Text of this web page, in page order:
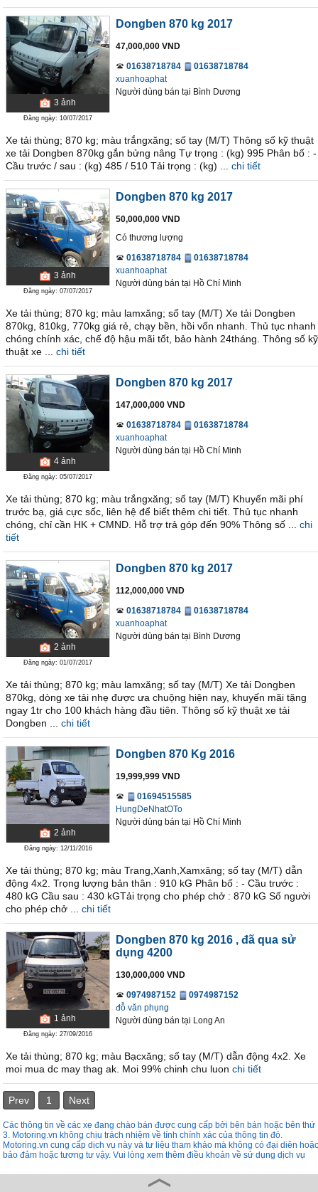
3 ảnh
Đăng ngày: 10/07/2017
Dongben 870 kg 2017
47,000,000 VND
01638718784
01638718784
xuanhoaphat
Người dùng bán tại Bình Dương
Xe tải thùng; 870 kg; màu trắngxăng; số tay (M/T) Thông số kỹ thuật
xe tải Dongben 870kg gắn bửng nâng Tự trọng : (kg) 995 Phân bố : -
Cầu trước / sau : (kg) 485 / 510 Tải trọng : (kg) ...
chi tiết
3 ảnh
Đăng ngày: 07/07/2017
Dongben 870 kg 2017
50,000,000 VND
Có thương lượng
01638718784
01638718784
xuanhoaphat
Người dùng bán tại Hồ Chí Minh
Xe tải thùng; 870 kg; màu lamxăng; số tay (M/T) Xe tải Dongben
870kg, 810kg, 770kg giá rẻ, chạy bền, hồi vốn nhanh. Thủ tục nhanh
chóng chính xác, chế độ hậu mãi tốt, bảo hành 24tháng. Thông số kỹ
thuật xe ...
chi tiết
4 ảnh
Đăng ngày: 05/07/2017
Dongben 870 kg 2017
147,000,000 VND
01638718784
01638718784
xuanhoaphat
Người dùng bán tại Hồ Chí Minh
Xe tải thùng; 870 kg; màu trắngxăng; số tay (M/T) Khuyến mãi phí
trước bạ, giá cực sốc, liên hệ để biết thêm chi tiết. Thủ tục nhanh
chóng, chỉ cần HK + CMND. Hỗ trợ trả góp đến 90% Thông số ...
chi
tiết
2 ảnh
Đăng ngày: 01/07/2017
Dongben 870 kg 2017
112,000,000 VND
01638718784
01638718784
xuanhoaphat
Người dùng bán tại Bình Dương
Xe tải thùng; 870 kg; màu lamxăng; số tay (M/T) Xe tải Dongben
870kg, dòng xe tải nhẹ được ưa chuộng hiện nay, khuyến mãi tặng
ngay 1tr cho 100 khách hàng đầu tiên. Thông số kỹ thuật xe tải
Dongben ...
chi tiết
2 ảnh
Đăng ngày: 12/11/2016
Dongben 870 Kg 2016
19,999,999 VND
01694515585
HungDeNhatOTo
Người dùng bán tại Hồ Chí Minh
Xe tải thùng; 870 kg; màu Trang,Xanh,Xamxăng; số tay (M/T) dẫn
động 4x2. Trọng lượng bản thân : 910 kG Phân bố : - Cầu trước :
480 kG Cầu sau : 430 kGTải trọng cho phép chở : 870 kG Số người
cho phép chở ...
chi tiết
1 ảnh
Đăng ngày: 27/09/2016
Dongben 870 kg 2016 , đã qua sử
dụng 4200
130,000,000 VND
0974987152
0974987152
đỗ văn phụng
Người dùng bán tại Long An
Xe tải thùng; 870 kg; màu Bạcxăng; số tay (M/T) dẫn động 4x2. Xe
moi mua dc may thag ak. Moi 99% chinh chu luon chi tiết
Prev 1 Next
Các thông tin về các xe đang chào bán được cung cấp bởi bên bán hoặc bên thứ
3. Motoring.vn không chịu trách nhiệm về tính chính xác của thông tin đó.
Motoring.vn cung cấp dịch vụ này và tư liệu tham khảo mà không có đại diên hoặc
bảo đảm hoặc tương tư vậy. Vui lòng xem thêm điều khoản về sử dụng dịch vụ